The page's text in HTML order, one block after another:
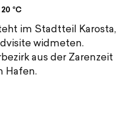
°C
im Stadtteil Karosta,
widmeten.
aus der Zarenzeit
Hafen.